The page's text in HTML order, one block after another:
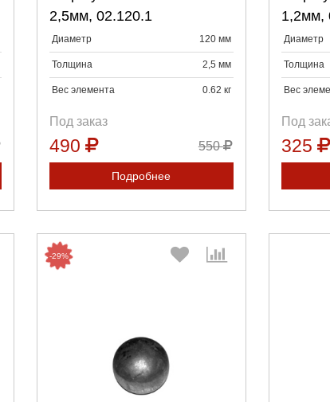
2,5мм, 02.120.1
Диаметр 120 мм
Толщина 2,5 мм
Вес элемента 0.62 кг
Под заказ
490 550
Подробнее
Продолжить
1,2мм,
Диаметр
Толщина
Вес
Под
325
-29%